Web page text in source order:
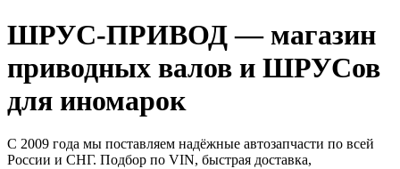
ШРУС-ПРИВОД — магазин
приводных валов и ШРУСов
для иномарок
С 2009 года мы поставляем надёжные автозапчасти по всей
России и СНГ. Подбор по VIN, быстрая доставка,